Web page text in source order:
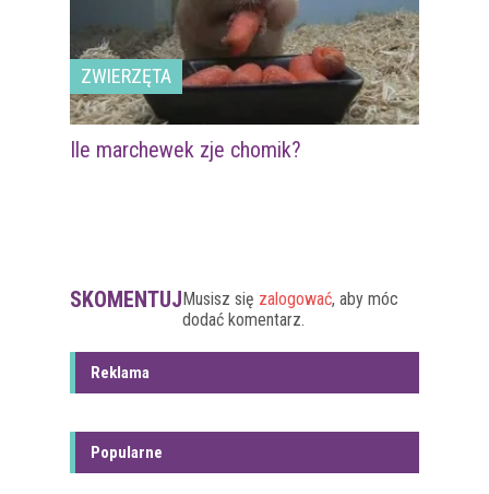
ZWIERZĘTA
Ile marchewek zje chomik?
SKOMENTUJ Musisz się zalogować, aby móc
dodać komentarz.
Reklama
Popularne